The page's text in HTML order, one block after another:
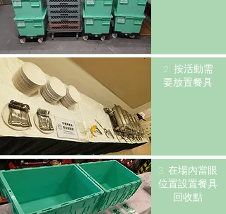
2. 按活動需
要放置餐具
3. 在場內當眼
位置設置餐具
回收點